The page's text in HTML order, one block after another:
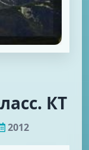
КТ
2012